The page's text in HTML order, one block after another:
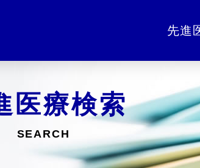
先進
医療検索
SEARCH